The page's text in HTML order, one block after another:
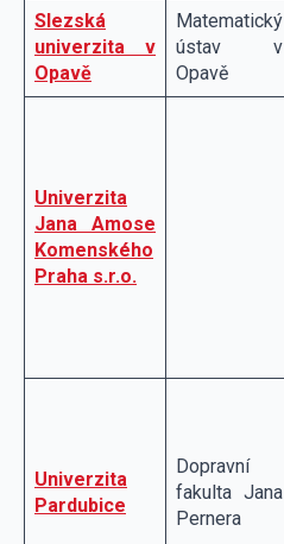
Slezská
univerzita v
Opavě
Matematický
ústav v
Opavě
Univerzita
Jana Amose
Komenského
Praha s.r.o.
Univerzita
Pardubice
Dopravní
fakulta Jana
Pernera